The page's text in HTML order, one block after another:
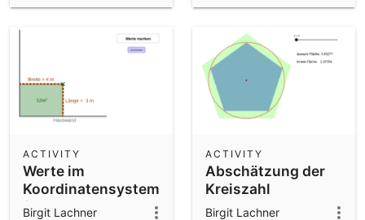
Werte im
Koordinatensystem
festhalten
ACTIVITY
Birgit Lachner
Abschätzung der
Kreiszahl
ACTIVITY
Birgit Lachner